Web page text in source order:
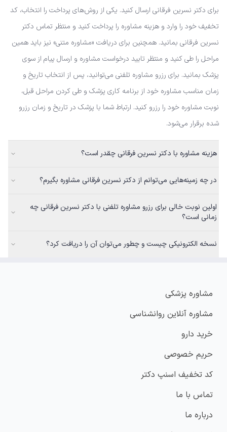
برای دکتر نسرین فرقانی ارسال کنید. یکی از روش‌های پرداخت را انتخاب، کد
تخفیف خود را وارد و هزینه مشاوره را پرداخت کنید و منتظر تماس دکتر
نسرین فرقانی بمانید. همچنین برای دریافت «مشاوره متنی» نیز باید همین
مراحل را طی کنید و منتظر تایید درخواست مشاوره و ارسال پیام از سوی
پزشک بمانید. برای رزرو مشاوره تلفنی می‌توانید، پس از انتخاب تاریخ و
زمان مناسب مشاوره خود از برنامه کاری پزشک و طی کردن مراحل قبل،
نوبت مشاوره خود را رزرو کنید. ارتباط شما با پزشک در تاریخ و زمان رزرو
شده برقرار می‌شود.
هزینه مشاوره با دکتر نسرین فرقانی چقدر است؟
در چه زمینه‌هایی می‌توانم از دکتر نسرین فرقانی مشاوره بگیرم؟
اولین نوبت خالی برای رزرو مشاوره تلفنی با دکتر نسرین فرقانی چه
زمانی است؟
نسخه الکترونیکی چیست و چطور می‌توان آن را دریافت کرد؟
مشاوره پزشکی
مشاوره آنلاین روانشناسی
خرید دارو
حریم خصوصی
کد تخفیف اسنپ دکتر
تماس با ما
درباره ما